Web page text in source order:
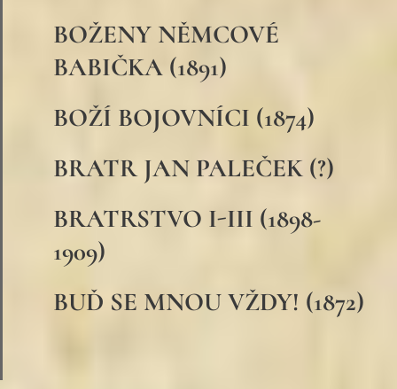
BOŽENY NĚMCOVÉ
BABIČKA (1891)
BOŽÍ BOJOVNÍCI (1874)
BRATR JAN PALEČEK (?)
BRATRSTVO I-III (1898-
1909)
BUĎ SE MNOU VŽDY! (1872)